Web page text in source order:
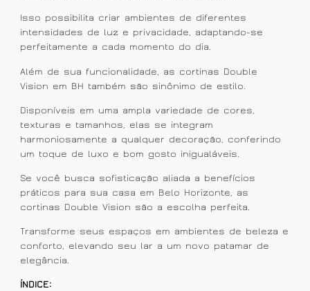
Isso possibilita criar ambientes de diferentes
intensidades de luz e privacidade, adaptando-se
perfeitamente a cada momento do dia.
Além de sua funcionalidade, as cortinas Double
Vision em BH também são sinônimo de estilo.
Disponíveis em uma ampla variedade de cores,
texturas e tamanhos, elas se integram
harmoniosamente a qualquer decoração, conferindo
um toque de luxo e bom gosto inigualáveis.
Se você busca sofisticação aliada a benefícios
práticos para sua casa em Belo Horizonte, as
cortinas Double Vision são a escolha perfeita.
Transforme seus espaços em ambientes de beleza e
conforto, elevando seu lar a um novo patamar de
elegância.
ÍNDICE: